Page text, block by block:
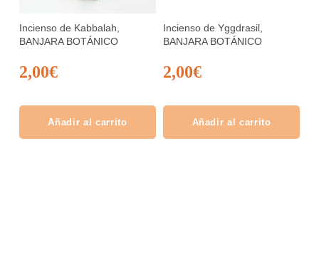
Incienso de Kabbalah,
BANJARA BOTÁNICO
2,00€
Añadir al carrito
Incienso de Yggdrasil,
BANJARA BOTÁNICO
2,00€
Añadir al carrito